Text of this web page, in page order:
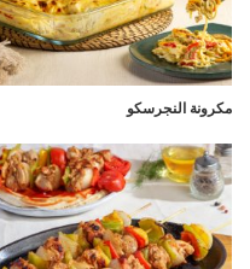
مكرونة النجرسكو